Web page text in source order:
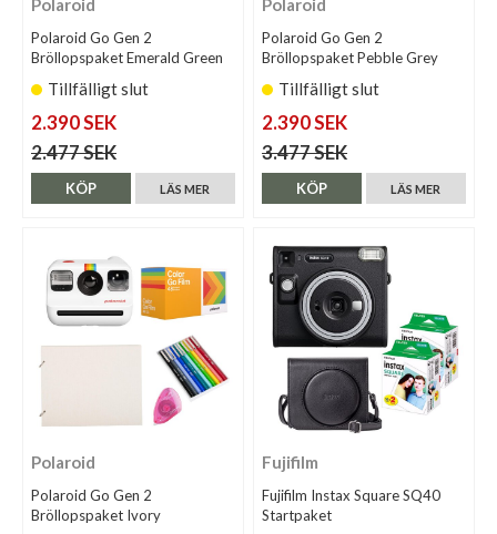
Polaroid
Polaroid Go Gen 2
Bröllopspaket Emerald Green
Tillfälligt slut
2.390 SEK
2.477 SEK
LÄS MER
KÖP
Polaroid
Polaroid Go Gen 2
Bröllopspaket Pebble Grey
Tillfälligt slut
2.390 SEK
3.477 SEK
LÄS MER
KÖP
Polaroid
Polaroid Go Gen 2
Bröllopspaket Ivory
Fujifilm
Fujifilm Instax Square SQ40
Startpaket